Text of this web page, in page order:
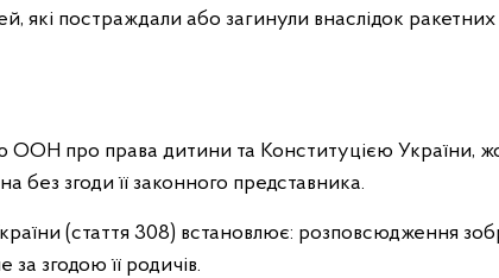
які постраждали або загинули внаслідок
ООН про права дитини та Конституцією України,
без згоди її законного представника.
(стаття 308) встановлює: розповсюдження
згодою її родичів.